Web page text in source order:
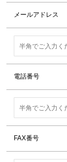
メールアドレス
電話番号
FAX番号